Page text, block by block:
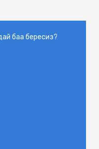
баа бересиз?